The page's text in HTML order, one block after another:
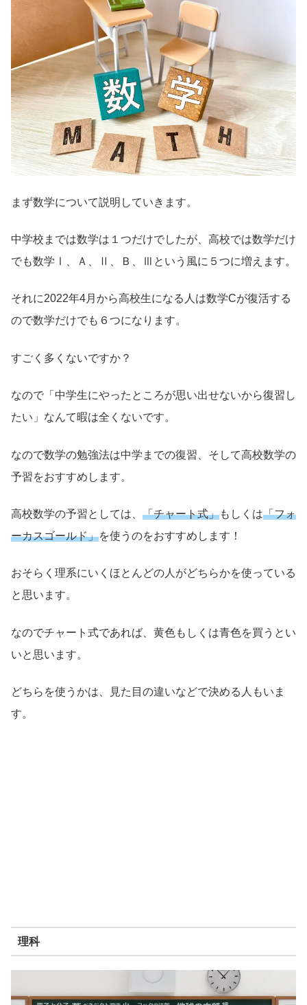
まず数学について説明していきます。
中学校までは数学は１つだけでしたが、高校では数学だけ
でも数学Ⅰ、Ａ、Ⅱ、Ｂ、Ⅲという風に５つに増えます。
それに2022年4月から高校生になる人は数学Cが復活する
ので数学だけでも６つになります。
すごく多くないですか？
なので「中学生にやったところが思い出せないから復習し
たい」なんて暇は全くないです。
なので数学の勉強法は中学までの復習、そして高校数学の
予習をおすすめします。
高校数学の予習としては、 「チャート式」もしくは「フォ
ーカスゴールド」を使うのをおすすめします！
おそらく理系にいくほとんどの人がどちらかを使っている
と思います。
なのでチャート式であれば、黄色もしくは青色を買うとい
いと思います。
どちらを使うかは、見た目の違いなどで決める人もいま
す。
理科